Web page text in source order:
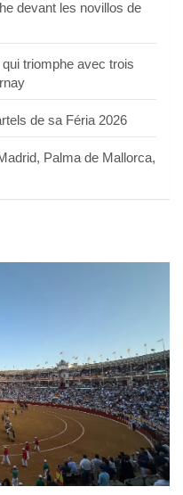
devant les novillos de
triomphe avec trois
de sa Féria 2026
Palma de Mallorca,